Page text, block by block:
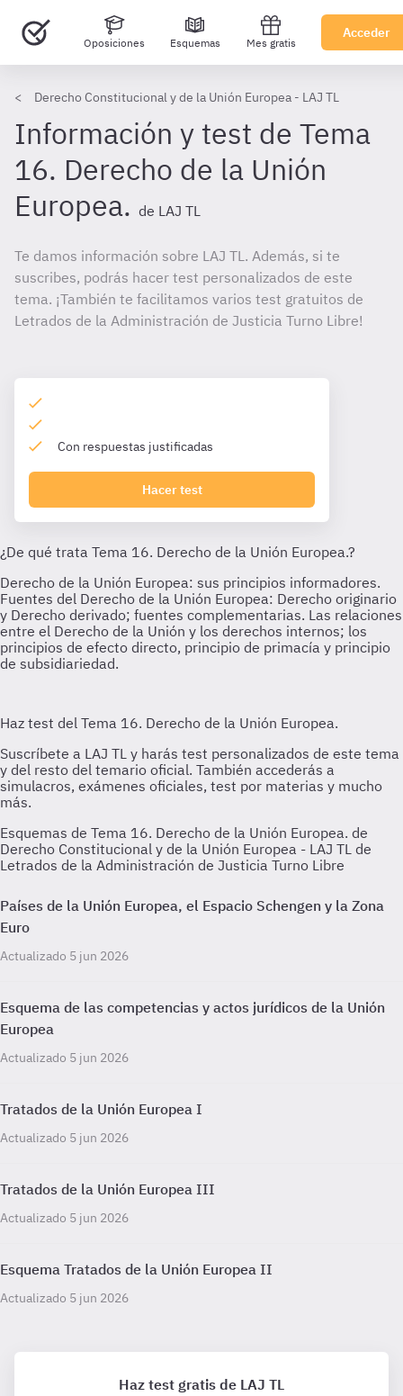
Oposiciones Esquemas Mes gratis
Acceder
Derecho Constitucional y de la Unión Europea - LAJ TL
Información y test de Tema
16. Derecho de la Unión
Europea. de LAJ TL
Te damos información sobre LAJ TL. Además, si te
suscribes, podrás hacer test personalizados de este
tema. ¡También te facilitamos varios test gratuitos de
Letrados de la Administración de Justicia Turno Libre!
Con respuestas justificadas
Hacer test
Esquemas de Tema 16. Derecho de la Unión Europea. de
Derecho Constitucional y de la Unión Europea - LAJ TL de
Letrados de la Administración de Justicia Turno Libre
Países de la Unión Europea, el Espacio Schengen y la Zona
Euro
Actualizado 5 jun 2026
Esquema de las competencias y actos jurídicos de la Unión
Europea
Actualizado 5 jun 2026
Tratados de la Unión Europea I
Actualizado 5 jun 2026
Tratados de la Unión Europea III
Actualizado 5 jun 2026
Esquema Tratados de la Unión Europea II
Actualizado 5 jun 2026
Haz test gratis de LAJ TL